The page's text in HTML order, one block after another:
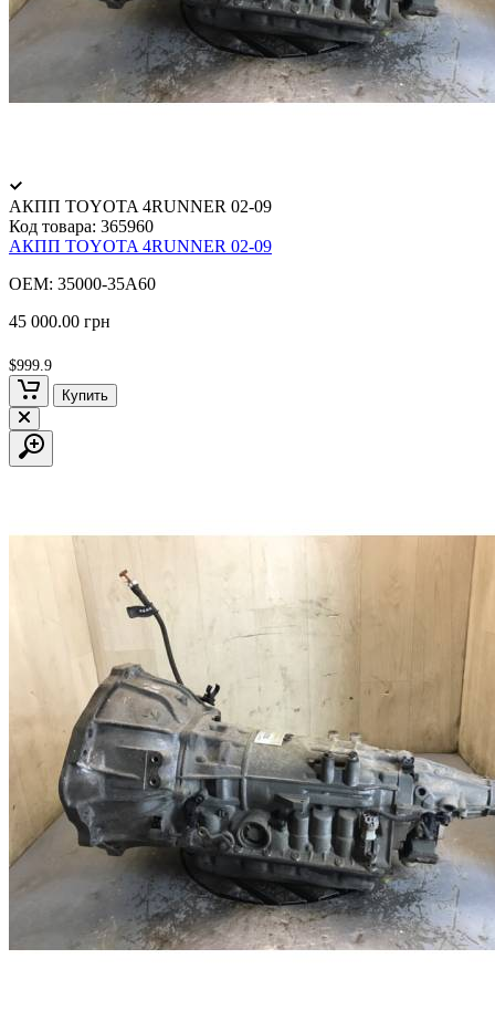
АКПП TOYOTA 4RUNNER 02-09
Код товара: 365960
АКПП TOYOTA 4RUNNER 02-09
OEM: 35000-35A60
45 000.00 грн
$999.9
Купить